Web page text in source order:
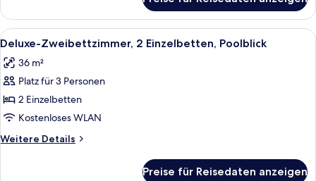
Zimmer,
1 King-
Bett,
Alle
Fotos
für
Deluxe-
Zweibettzimmer,
2 Einzelbetten,
Poolblick
anzeigen
Ein Hotelzimmer mit zwei Betten,
7
Deluxe-Zweibettzimmer, 2 Einzelbetten, Poolblick
36 m²
Platz für 3 Personen
2 Einzelbetten
Kostenloses WLAN
Weitere Details
Weitere
Preise für Reisedaten anzeigen